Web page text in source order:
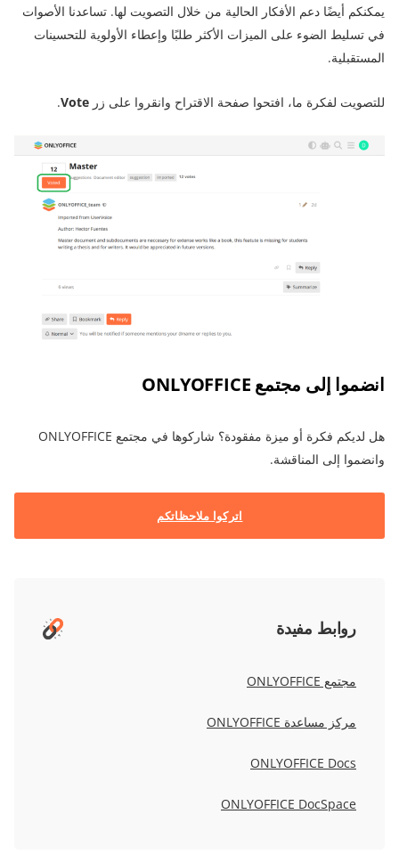
يمكنكم أيضًا دعم الأفكار الحالية من خلال التصويت لها. تساعدنا الأصوات
في تسليط الضوء على الميزات الأكثر طلبًا وإعطاء الأولوية للتحسينات
المستقبلية.
للتصويت لفكرة ما، افتحوا صفحة الاقتراح وانقروا على زر Vote
.
انضموا إلى مجتمع ONLYOFFICE
هل لديكم فكرة أو ميزة مفقودة؟ شاركوها في مجتمع ONLYOFFICE
وانضموا إلى المناقشة.
اتركوا ملاحظاتكم
روابط مفيدة
مجتمع ONLYOFFICE
مركز مساعدة ONLYOFFICE
ONLYOFFICE Docs
ONLYOFFICE DocSpace